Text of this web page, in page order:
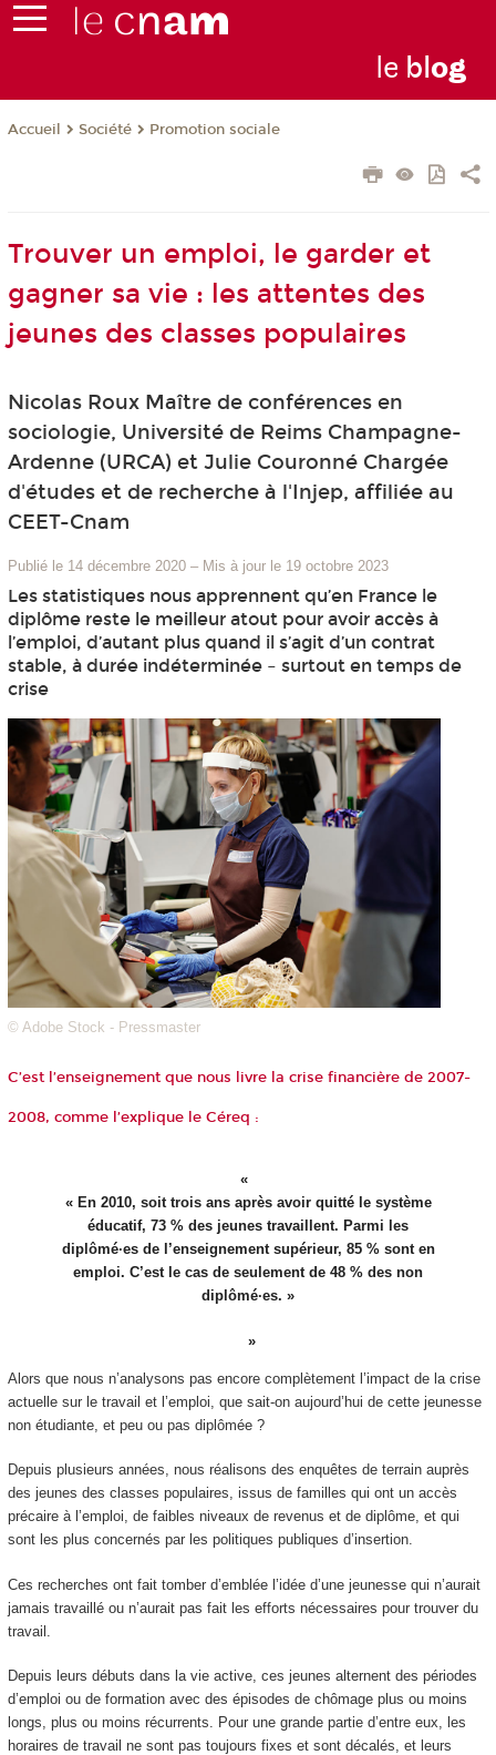
le blog
Accueil Société Promotion sociale
Trouver un emploi, le garder et
gagner sa vie : les attentes des
jeunes des classes populaires
Nicolas Roux Maître de conférences en
sociologie, Université de Reims Champagne-
Ardenne (URCA) et Julie Couronné Chargée
d'études et de recherche à l'Injep, affiliée au
CEET-Cnam
Publié le 14 décembre 2020 – Mis à jour le 19 octobre 2023
Les statistiques nous apprennent qu’en France le
diplôme reste le meilleur atout pour avoir accès à
l’emploi, d’autant plus quand il s’agit d’un contrat
stable, à durée indéterminée – surtout en temps de
crise
© Adobe Stock - Pressmaster
C’est l’enseignement que nous livre la crise financière de 2007-
2008, comme l’expliquele Céreq :
« En 2010, soit trois ans après avoir quitté le système
éducatif, 73 % des jeunes travaillent. Parmi les
diplômé·es de l’enseignement supérieur, 85 % sont en
emploi. C’est le cas de seulement de 48 % des non
diplômé·es. »
Alors que nous n’analysons pas encore complètement l’impact de la crise
actuelle sur le travail et l’emploi, que sait-on aujourd’hui de cette jeunesse
non étudiante, et peu ou pas diplômée ?
Depuis plusieurs années, nous réalisons des enquêtes de terrain auprès
des jeunes des classes populaires, issus de familles qui ont un accès
précaire à l’emploi, de faibles niveaux de revenus et de diplôme, et qui
sont les plus concernés par les politiques publiques d’insertion.
Ces recherches ont fait tomber d’emblée l’idée d’une jeunesse qui n’aurait
jamais travaillé ou n’aurait pas fait les efforts nécessaires pour trouver du
travail.
Depuis leurs débuts dans la vie active, ces jeunes alternent des périodes
d’emploi ou de formation avec des épisodes de chômage plus ou moins
longs, plus ou moins récurrents. Pour une grande partie d’entre eux, les
horaires de travail ne sont pas toujours fixes et sont décalés, et leurs